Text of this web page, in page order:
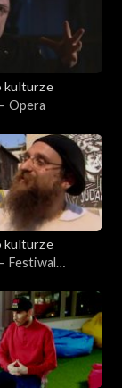
kulturze
Opera
kulturze
Festiwal